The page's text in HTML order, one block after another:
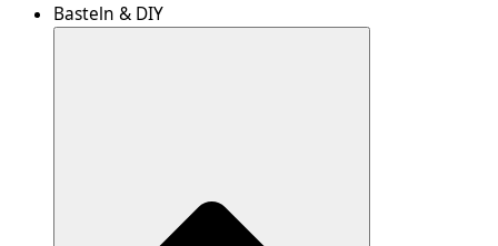
Basteln & DIY